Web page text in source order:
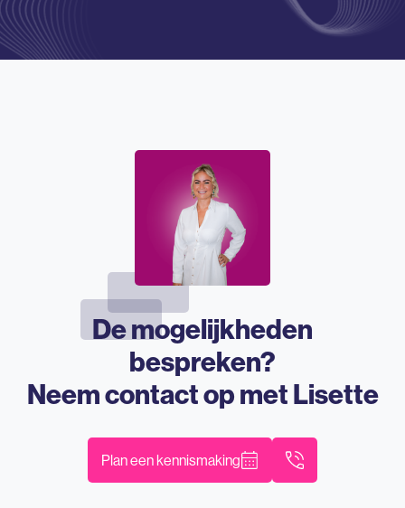
De mogelijkheden
bespreken?
Neem contact op metLisette
Plan een kennismaking